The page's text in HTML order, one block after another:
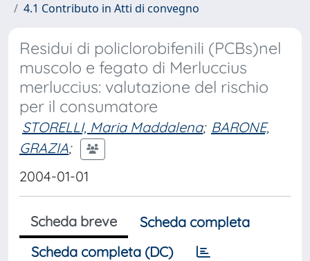
4.1 Contributo in Atti di convegno
Residui di policlorobifenili (PCBs)nel
muscolo e fegato di Merluccius
merluccius: valutazione del rischio
per il consumatore
STORELLI, Maria Maddalena; BARONE,
GRAZIA;
2004-01-01
Scheda breve
Scheda completa
Scheda completa (DC)